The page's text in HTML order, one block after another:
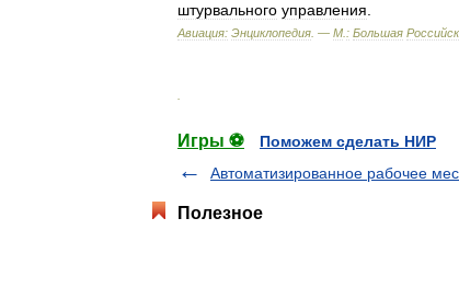
штурвального управления
Авиация: Энциклопедия . — М : Большая
Игры ⚽
Поможем сделать НИР
Автоматизированное рабочее
Полезное